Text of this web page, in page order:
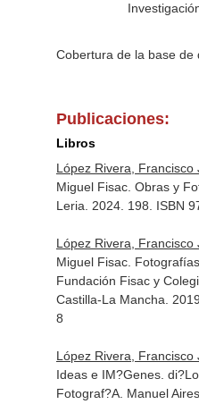
Cobertura de la base de
Publicaciones:
Libros
López Rivera, Francisco
Miguel Fisac. Obras y
Leria. 2024. 198. ISBN
López Rivera, Francisco
Miguel Fisac.
Fundación Fisac y
Castilla-La Mancha.
8
López Rivera, Francisco
Ideas e IM?Genes.
Fotograf?A. Manuel